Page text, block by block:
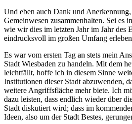
Und eben auch Dank und
Gemeinwesen zusammenhalten. Sei es
wie wir dies im letzten Jahr im Jahr des
eindrucksvoll im großen Umfang
Es war vom ersten Tag an stets mein
Stadt Wiesbaden zu handeln. Mit dem
leichtfällt, hoffe ich in diesem Sinne
Institutionen dieser Stadt abzuwenden,
weitere Angriffsfläche mehr biete. Ich
dazu leisten, dass endlich wieder über
Stadt diskutiert wird; dass im
Ideen, also um der Stadt Bestes,